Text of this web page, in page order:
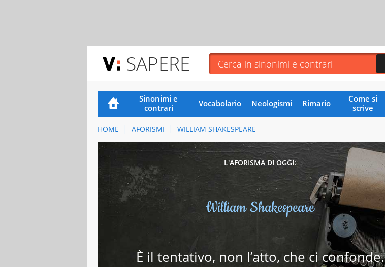
SAPERE
Sinonimi e
contrari
Vocabolario Neologismi Rimario
Come si
scrive
HOME AFORISMI WILLIAM SHAKESPEARE
L'AFORISMA DI OGGI:
William Shakespeare
È il tentativo, non l’atto, che ci confonde.